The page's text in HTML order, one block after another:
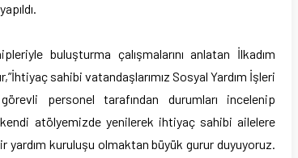
buluşturma çalışmalarını anlatan İlkadım
sahibi vatandaşlarımız Sosyal Yardım İşleri
görevli personel tarafından durumları incelenip
kendi atölyemizde yenilerek ihtiyaç sahibi ailelere
yardım kuruluşu olmaktan büyük gurur duyuyoruz.